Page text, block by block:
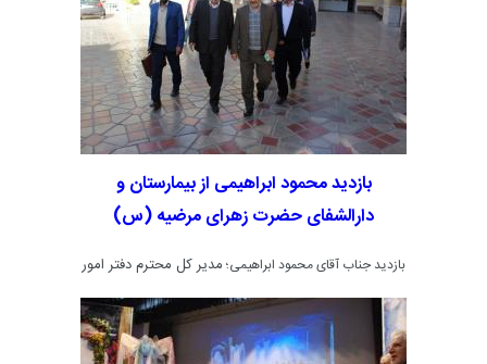
بازدید محمود ابراهیمی از بیمارستان و
دارالشفای حضرت زهرای مرضیه (س)
بازدید جناب آقای محمود ابراهیمی؛ مدیر کل محترم دفتر امور
اجتماعی و فرهنگی استانداری اصفهاناز بیمارستان و
دارالشفای حضرت زهرای مرضیه (س)